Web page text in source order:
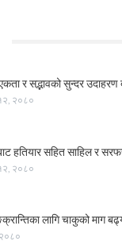
र सद्भावको सुन्दर उदाहरण
२०८०
हतियार सहित साहिल र
२०८०
लागि चाकुको माग